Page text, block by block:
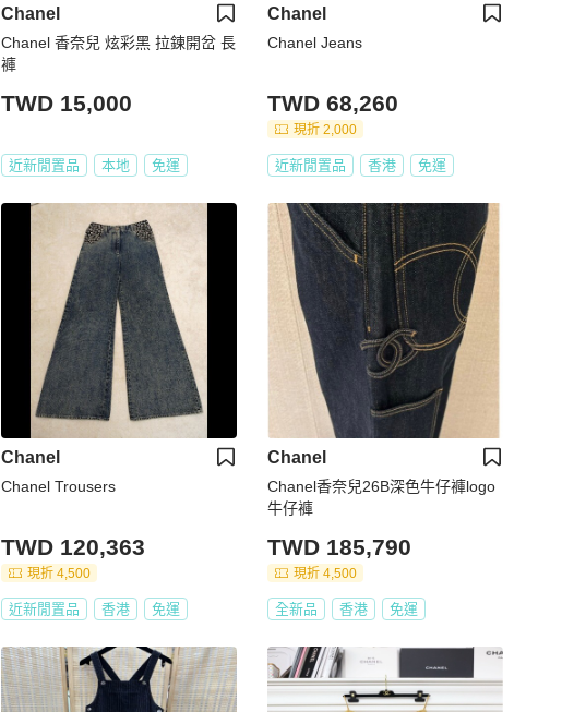
Chanel
Chanel 香奈兒 炫彩黑 拉鍊開岔 長
褲
TWD 15,000
近新閒置品 本地 免運
Chanel
Chanel Jeans
TWD 68,260
現折 2,000
近新閒置品 香港 免運
Chanel
Chanel Trousers
TWD 120,363
現折 4,500
近新閒置品 香港 免運
Chanel
Chanel香奈兒26B深色牛仔褲logo
牛仔褲
TWD 185,790
現折 4,500
全新品 香港 免運